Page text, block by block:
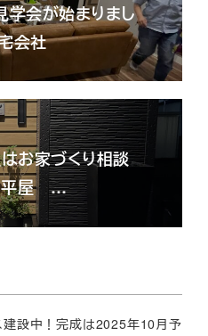
学会が始まりまし
会社
はお家づくり相談
平屋 …
建設中！完成は2025年10月予